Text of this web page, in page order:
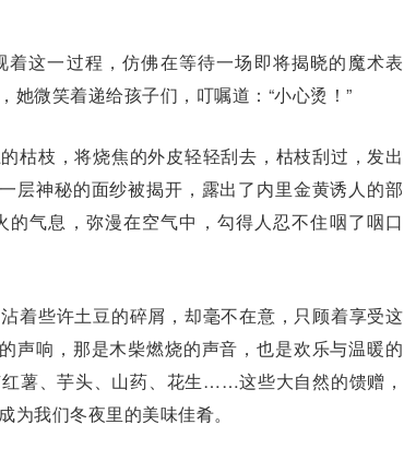
这一过程，仿佛在等待一场即将揭晓的魔术表
微笑着递给孩子们，叮嘱道：“小心烫！”
枯枝，将烧焦的外皮轻轻刮去，枯枝刮过，发出
层神秘的面纱被揭开，露出了内里金黄诱人的部
气息，弥漫在空气中，勾得人忍不住咽了咽口
着些许土豆的碎屑，却毫不在意，只顾着享受这
声响，那是木柴燃烧的声音，也是欢乐与温暖的
薯、芋头、山药、花生……这些大自然的馈赠，
我们冬夜里的美味佳肴。